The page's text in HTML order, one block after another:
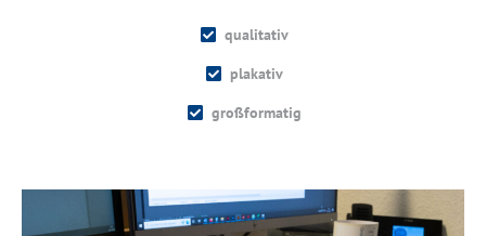
qualitativ
plakativ
großformatig